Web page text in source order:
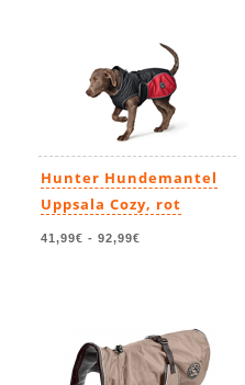
Hunter Hundemantel
Uppsala Cozy, rot
41,99€ - 92,99€